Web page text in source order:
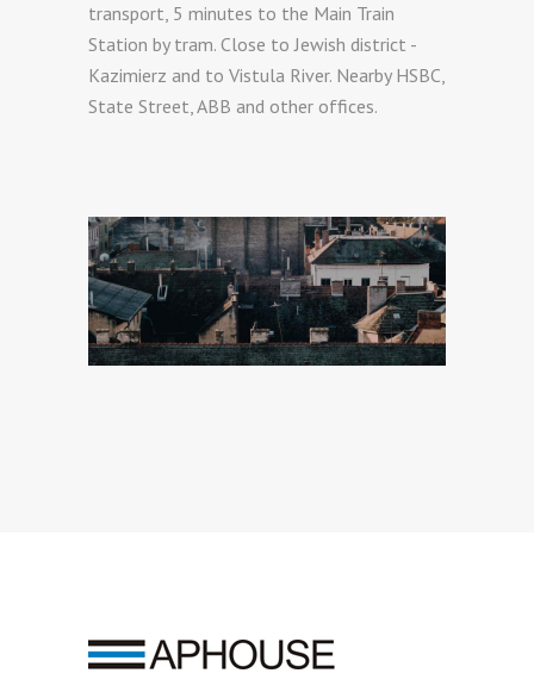
transport, 5 minutes to the Main Train
Station by tram. Close to Jewish district -
Kazimierz and to Vistula River. Nearby HSBC,
State Street, ABB and other offices.